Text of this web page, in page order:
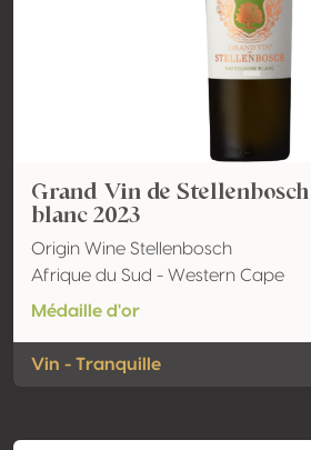
Grand Vin de
blanc 2023
Origin Wine Stellenbosch
Afrique du Sud - Western Cape
Médaille d'or
Vin - Tranquille